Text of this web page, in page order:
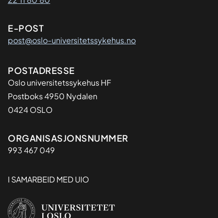
E-POST
post@oslo-universitetssykehus.no
Adresse
POSTADRESSE
Oslo universitetssykehus HF
Postboks 4950 Nydalen
0424 OSLO
Organisasjon
ORGANISASJONSNUMMER
993 467 049
I SAMARBEID MED UIO